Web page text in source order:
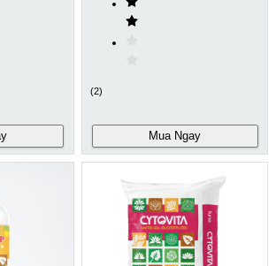
(2)
Mua Ngay